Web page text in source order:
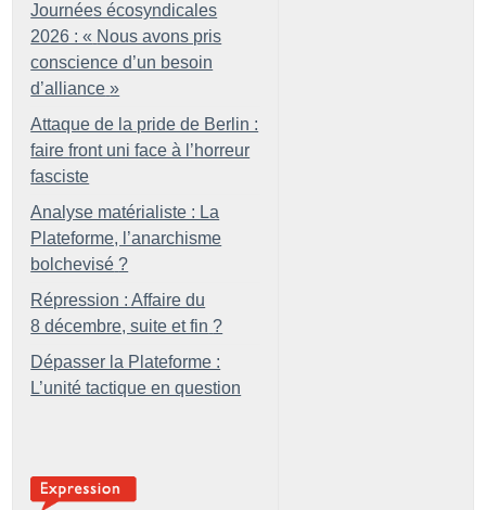
Journées écosyndicales
2026 : « Nous avons pris
conscience d’un besoin
d’alliance »
Attaque de la pride de Berlin :
faire front uni face à l’horreur
fasciste
Analyse matérialiste : La
Plateforme, l’anarchisme
bolchevisé ?
Répression : Affaire du
8 décembre, suite et fin ?
Dépasser la Plateforme :
L’unité tactique en question